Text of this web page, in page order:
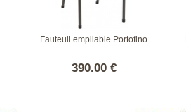
Fauteuil empilable Portofino
390.00 €